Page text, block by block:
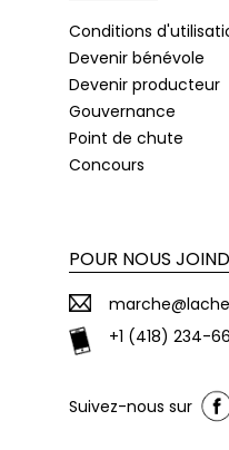
Conditions
Devenir bénévole
Devenir producteur
Gouvernance
Point de chute
Concours
POUR NOUS
+1 (418) 234-
Suivez-nous sur